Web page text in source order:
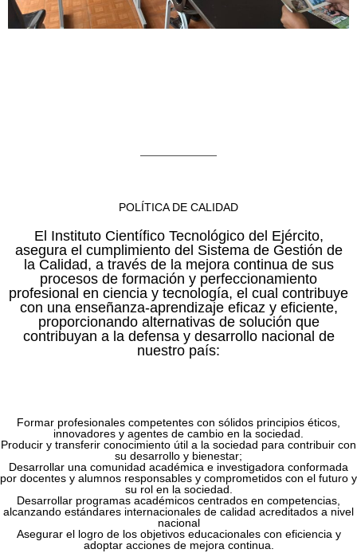
POLÍTICA DE CALIDAD
El Instituto Científico Tecnológico del Ejército,
asegura el cumplimiento del Sistema de Gestión de
la Calidad, a través de la mejora continua de sus
procesos de formación y perfeccionamiento
profesional en ciencia y tecnología, el cual contribuye
con una enseñanza-aprendizaje eficaz y eficiente,
proporcionando alternativas de solución que
contribuyan a la defensa y desarrollo nacional de
nuestro país:
Formar profesionales competentes con sólidos principios éticos,
innovadores y agentes de cambio en la sociedad.
Producir y transferir conocimiento útil a la sociedad para contribuir con
su desarrollo y bienestar;
Desarrollar una comunidad académica e investigadora conformada
por docentes y alumnos responsables y comprometidos con el futuro y
su rol en la sociedad.
Desarrollar programas académicos centrados en competencias,
alcanzando estándares internacionales de calidad acreditados a nivel
nacional
Asegurar el logro de los objetivos educacionales con eficiencia y
adoptar acciones de mejora continua.